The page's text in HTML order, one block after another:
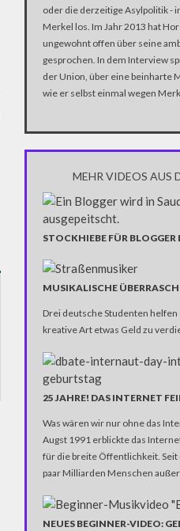
oder die derzeitige Asylpolitik -
Merkel los. Im Jahr 2013 hat
ungewohnt offen über seine
gesprochen. In dem Interview
der Union, über eine beinharte
wie er selbst einmal wegen
MEHR VIDEOS AUS
STOCKHIEBE FÜR BLOGGER
MUSIKALISCHE
Drei deutsche Studenten
kreative Art etwas Geld zu
25 JAHRE! DAS INTERNET
Was wären wir nur ohne das
Augst 1991 erblickte das
für die breite Öffentlichkeit. Seit
paar Milliarden Menschen
NEUES BEGINNER-VIDEO: